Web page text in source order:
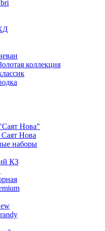
коллекция
Нова"
Нова
наборы
КЗ